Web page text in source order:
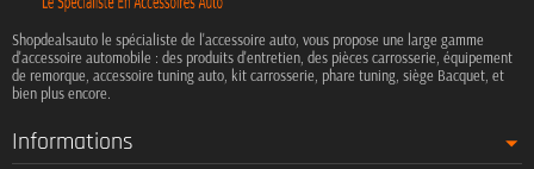
Shopdealsauto le spécialiste de l'accessoire auto, vous propose une large gamme
d'accessoire automobile : des produits d'entretien, des pièces carrosserie, équipement
de remorque, accessoire tuning auto, kit carrosserie, phare tuning, siège Bacquet, et
bien plus encore.
Informations